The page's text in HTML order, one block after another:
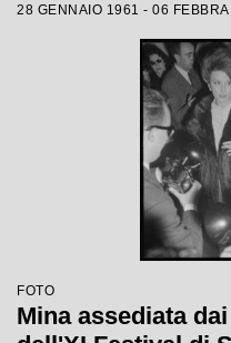
28 GENNAIO 1961 - 06
FOTO
Mina assediata